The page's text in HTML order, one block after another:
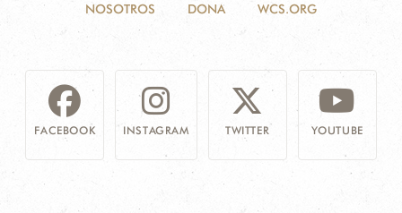
NOSOTROS DONA WCS.ORG
FACEBOOK INSTAGRAM TWITTER YOUTUBE